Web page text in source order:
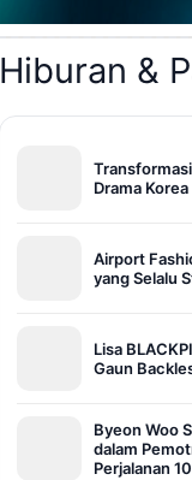
Hiburan &
Drama
Airport
yang Selalu
Lisa
Gaun
Byeon Woo
dalam
Perjalanan